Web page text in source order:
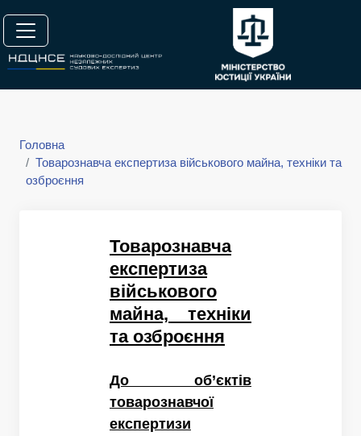
Головна
Товарознавча експертиза військового майна, техніки та
озброєння
Товарознавча
експертиза
військового
майна, техніки
та озброєння
До об’єктів
товарознавчої
експертизи